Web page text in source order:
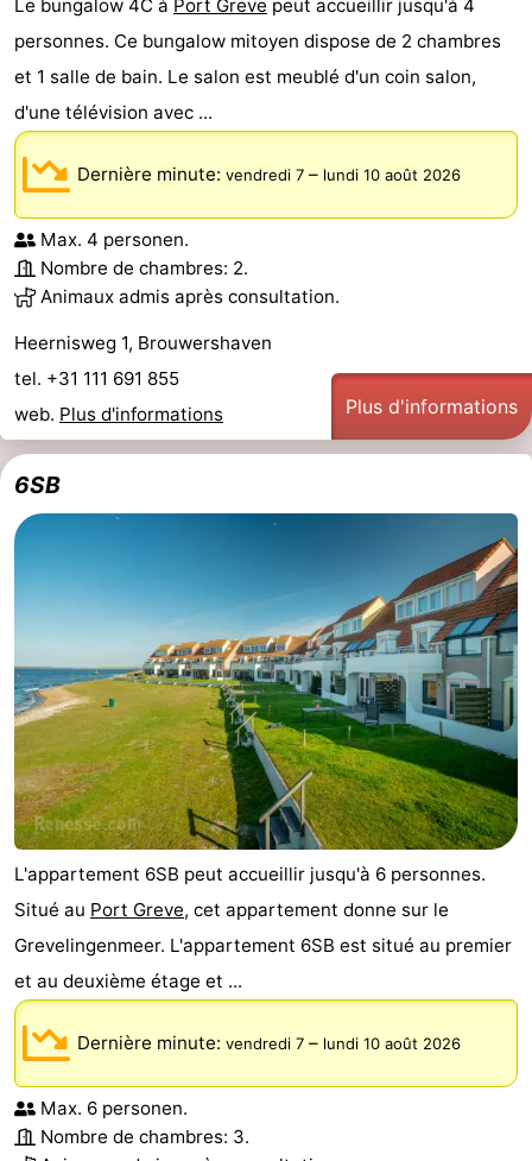
Le bungalow 4C à Port Greve peut accueillir jusqu'à 4
personnes. Ce bungalow mitoyen dispose de 2 chambres
et 1 salle de bain. Le salon est meublé d'un coin salon,
d'une télévision avec ...
Dernière minute: vendredi 7 – lundi 10 août 2026
Max. 4 personen.
Nombre de chambres: 2.
Animaux admis après consultation.
Heernisweg 1, Brouwershaven
tel. +31 111 691 855
web. Plus d'informations Plus d'informations
6SB
L'appartement 6SB peut accueillir jusqu'à 6 personnes.
Situé au Port Greve, cet appartement donne sur le
Grevelingenmeer. L'appartement 6SB est situé au premier
et au deuxième étage et ...
Dernière minute: vendredi 7 – lundi 10 août 2026
Max. 6 personen.
Nombre de chambres: 3.